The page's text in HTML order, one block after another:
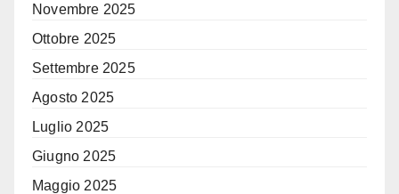
Novembre 2025
Ottobre 2025
Settembre 2025
Agosto 2025
Luglio 2025
Giugno 2025
Maggio 2025